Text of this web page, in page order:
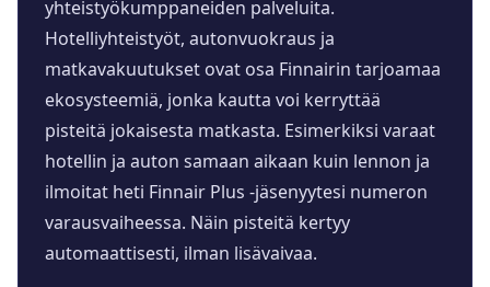
yhteistyökumppaneiden palveluita.
Hotelliyhteistyöt, autonvuokraus ja
matkavakuutukset ovat osa Finnairin tarjoamaa
ekosysteemiä, jonka kautta voi kerryttää
pisteitä jokaisesta matkasta. Esimerkiksi varaat
hotellin ja auton samaan aikaan kuin lennon ja
ilmoitat heti Finnair Plus -jäsenyytesi numeron
varausvaiheessa. Näin pisteitä kertyy
automaattisesti, ilman lisävaivaa.